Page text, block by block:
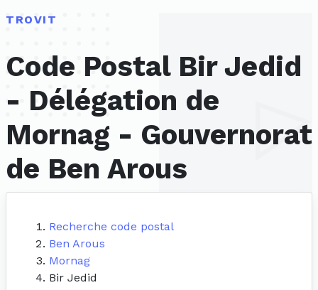
TROVIT
Code Postal Bir Jedid
- Délégation de
Mornag - Gouvernorat
de Ben Arous
Recherche code postal
Ben Arous
Mornag
Bir Jedid